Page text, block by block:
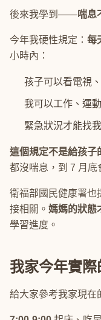
後來我學到——喘息
今年我硬性規定： 每
小時內：
孩子可以看電視
我可以工作、運
緊急狀況才能找
這個規定不是給孩子
都沒喘息，到 7 月底
衛福部國民健康署也
接相關。 媽媽的狀態
學習進度。
我家今年實
給大家參考我家現在